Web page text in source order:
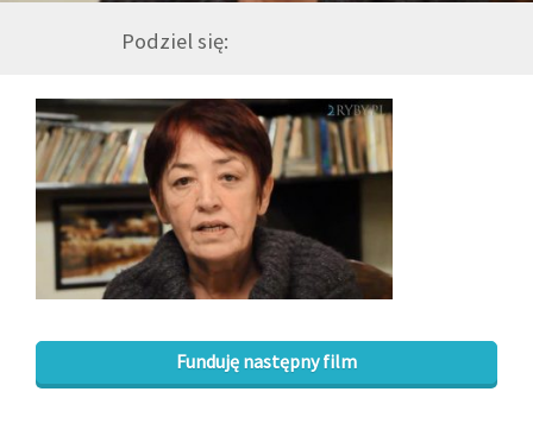
DRUŻYNA
WESPRZYJ NAS
PARTNERZY
NEWSLETTER
Podziel się:
Funduję następny film